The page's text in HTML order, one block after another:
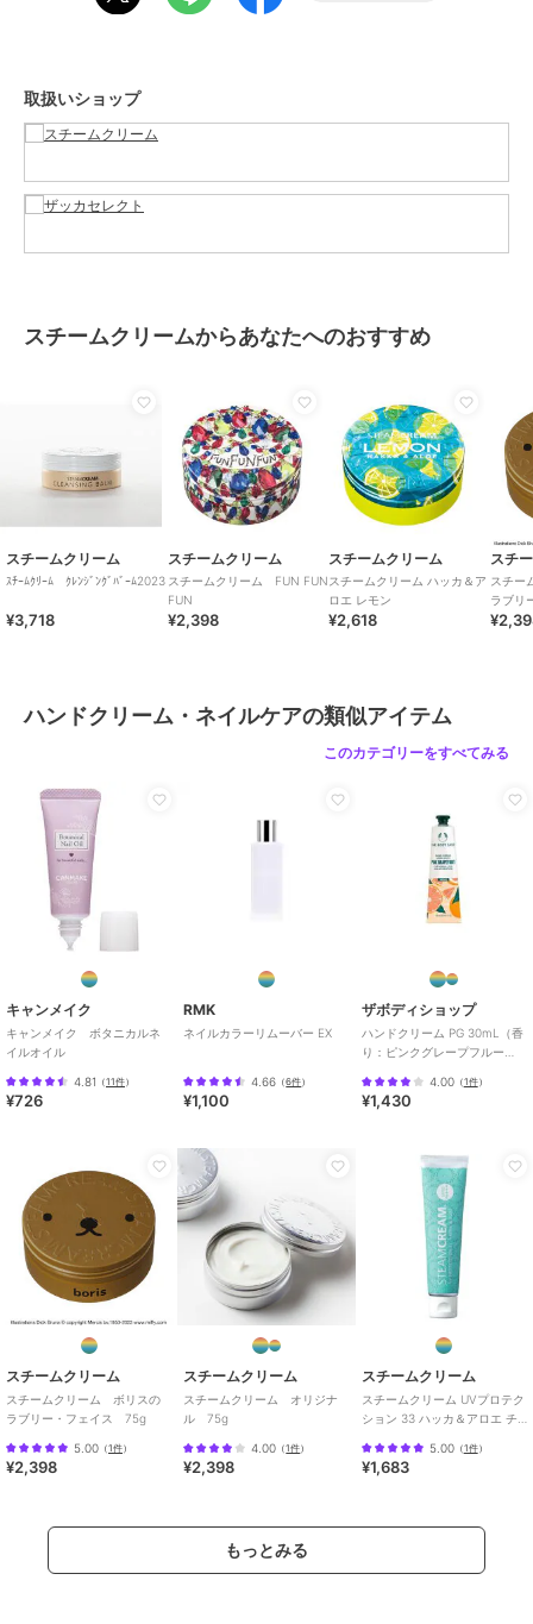
原産国
取扱いショップ
スチームクリームからあなたへのおすすめ
スチームクリーム
ｽﾁｰﾑｸﾘｰﾑ ｸﾚﾝｼﾞﾝｸﾞﾊﾞｰﾑ2023
¥3,718
スチームクリーム
スチームクリーム FUN FUN
FUN
¥2,398
スチームクリーム
スチームクリーム ハッカ＆ア
ロエ レモン
¥2,618
スチ
スチー
ラブリ
ハンドクリーム・ネイルケアの類似アイテム
このカテゴリーをすべてみる
キャンメイク
キャンメイク ボタニカルネ
イルオイル
4.81 （11件）
¥726
RMK
ネイルカラーリムーバー EX
4.66 （6件）
¥1,100
ザボディショップ
ハンドクリーム PG 30mL（香
り：ピンクグレープフルー
4.00（1件）
¥1,430
スチームクリーム
スチームクリーム ボリスの
ラブリー・フェイス 75g
5.00 （1件）
¥2,398
スチームクリーム
スチームクリーム オリジナ
ル 75g
4.00 （1件）
¥2,398
スチームクリーム
スチームクリーム UVプロテク
ション 33 ハッカ＆アロエ チ
5.00（1件）
¥1,683
もっとみる